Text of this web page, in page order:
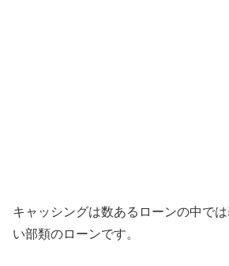
キャッシングは数あるローンの中で
い部類のローンです。